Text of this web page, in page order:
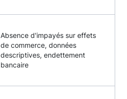
Absence d'impayés sur effets
de commerce, données
descriptives, endettement
bancaire